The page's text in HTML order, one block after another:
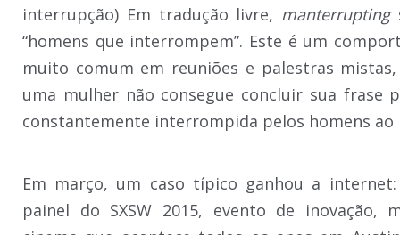
interrupção) Em tradução livre, manterrupting
“homens que interrompem”. Este é um
muito comum em reuniões e palestras
uma mulher não consegue concluir sua frase
constantemente interrompida pelos homens ao
Em março, um caso típico ganhou a
painel do SXSW 2015, evento de inovação,